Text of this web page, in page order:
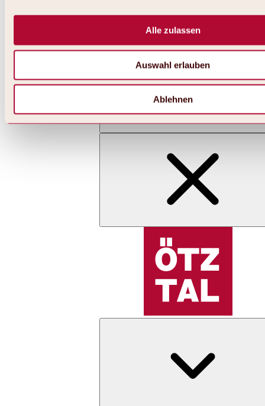
Alle zulassen
Auswahl erlauben
Ablehnen
Alles zu Skifahren & Snowboarden | Skigebiete
Skigebiet Hochoetz